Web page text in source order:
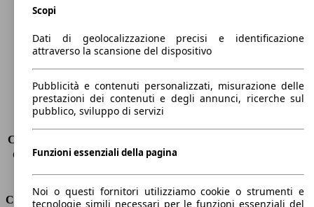
Larghezza
1840 mm
Passo
2700 mm
Porte
5
Sedili
5
Capacità di traino (senza freni)
Capacità di traino (con freni)
1100 kg
Consumi
Scopi
Dati di geolocalizzazione precisi e identificazione
attraverso la scansione del dispositivo
Pubblicità e contenuti personalizzati, misurazione delle
prestazioni dei contenuti e degli annunci, ricerche sul
pubblico, sviluppo di servizi
Funzioni essenziali della pagina
Noi o questi fornitori utilizziamo cookie o strumenti e
tecnologie simili necessari per le funzioni essenziali del